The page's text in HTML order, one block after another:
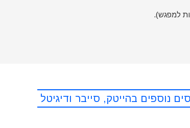
נוספים בהייטק, סייבר ודיגיטל